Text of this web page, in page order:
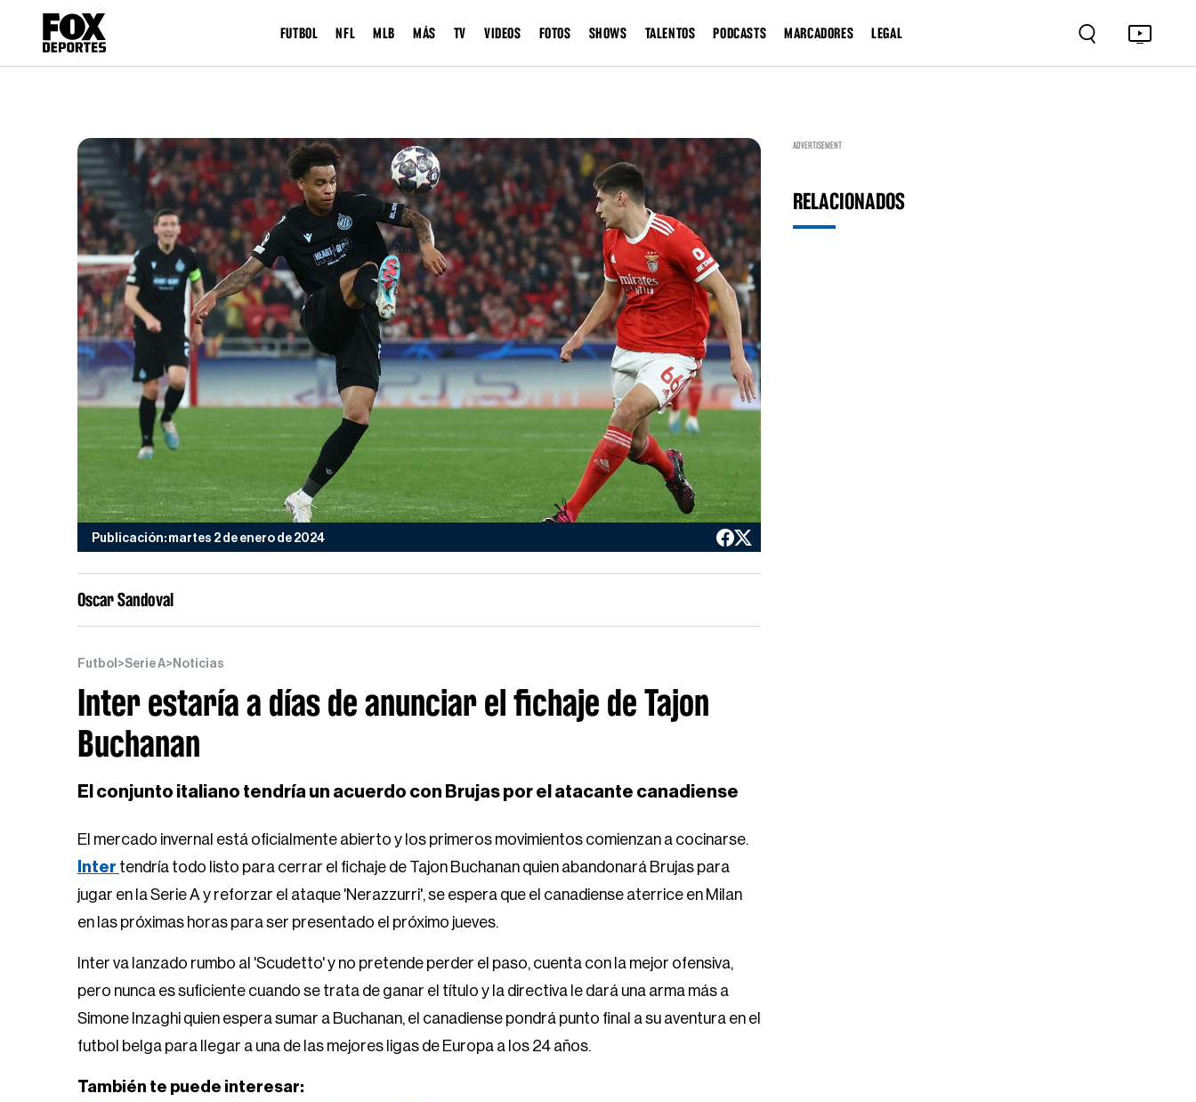
FUTBOL NFL MLB MÁS TV VIDEOS FOTOS SHOWS TALENTOS PODCASTS MARCADORES LEGAL
Publicación: martes 2 de enero de 2024
Oscar Sandoval
Futbol >Serie A> Noticias
Inter estaría a días de anunciar el fichaje de Tajon
Buchanan
El conjunto italiano tendría un acuerdo con Brujas por el atacante canadiense
El mercado invernal está oficialmente abierto y los primeros movimientos comienzan a cocinarse.
Inter tendría todo listo para cerrar el fichaje de Tajon Buchanan quien abandonará Brujas para
jugar en la Serie A y reforzar el ataque 'Nerazzurri', se espera que el canadiense aterrice en Milan
en las próximas horas para ser presentado el próximo jueves.
Inter va lanzado rumbo al 'Scudetto' y no pretende perder el paso, cuenta con la mejor ofensiva,
pero nunca es suficiente cuando se trata de ganar el título y la directiva le dará una arma más a
Simone Inzaghi quien espera sumar a Buchanan, el canadiense pondrá punto final a su aventura en el
futbol belga para llegar a una de las mejores ligas de Europa a los 24 años.
También te puede interesar:
ADVERTISEMENT
RELACIONADOS